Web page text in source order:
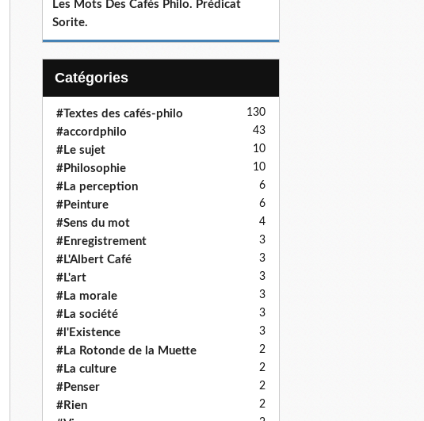
Les Mots Des Cafés Philo. Prédicat
Sorite.
Catégories
#Textes des cafés-philo 130
#accordphilo 43
#Le sujet 10
#Philosophie 10
#La perception 6
#Peinture 6
#Sens du mot 4
#Enregistrement 3
#L'Albert Café 3
#L'art 3
#La morale 3
#La société 3
#l'Existence 3
#La Rotonde de la Muette 2
#La culture 2
#Penser 2
#Rien 2